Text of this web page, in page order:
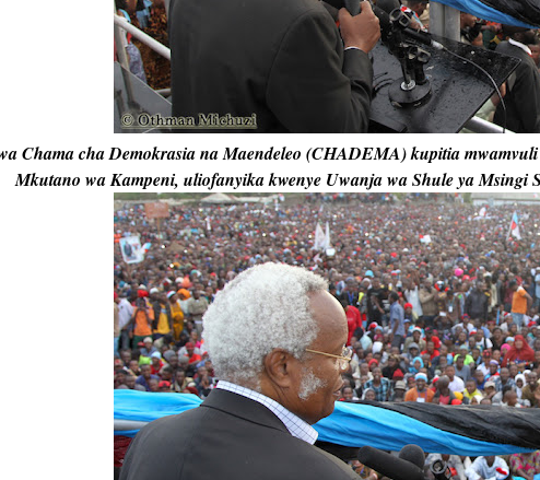
Chama cha Demokrasia na Maendeleo (CHADEMA) kupitia
Mkutano wa Kampeni, uliofanyika kwenye Uwanja wa Shule ya